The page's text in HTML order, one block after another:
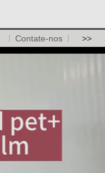
Contate-nos >>